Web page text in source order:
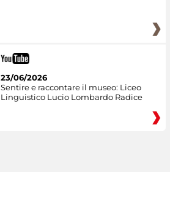
23/06/2026
Sentire e raccontare il museo: Liceo
Linguistico Lucio Lombardo Radice